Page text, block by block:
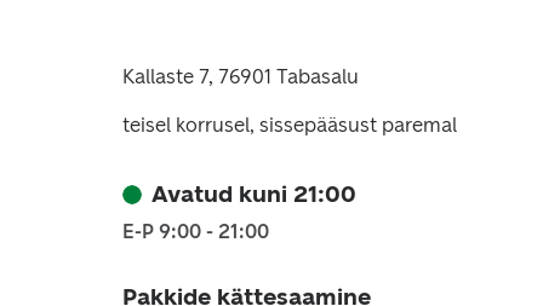
Kallaste 7, 76901 Tabasalu
teisel korrusel, sissepääsust paremal
Avatud kuni 21:00
E-P 9:00 - 21:00
Pakkide kättesaamine